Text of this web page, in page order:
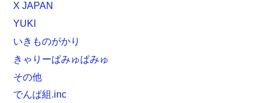
X JAPAN
YUKI
いきものがかり
きゃりーぱみゅぱみゅ
その他
でんぱ組.inc